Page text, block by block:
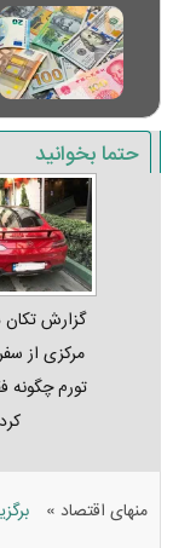
حتما بخوانید
گزارش تکان‌
مرکزی از
تورم چگونه
منهای اقتصاد »